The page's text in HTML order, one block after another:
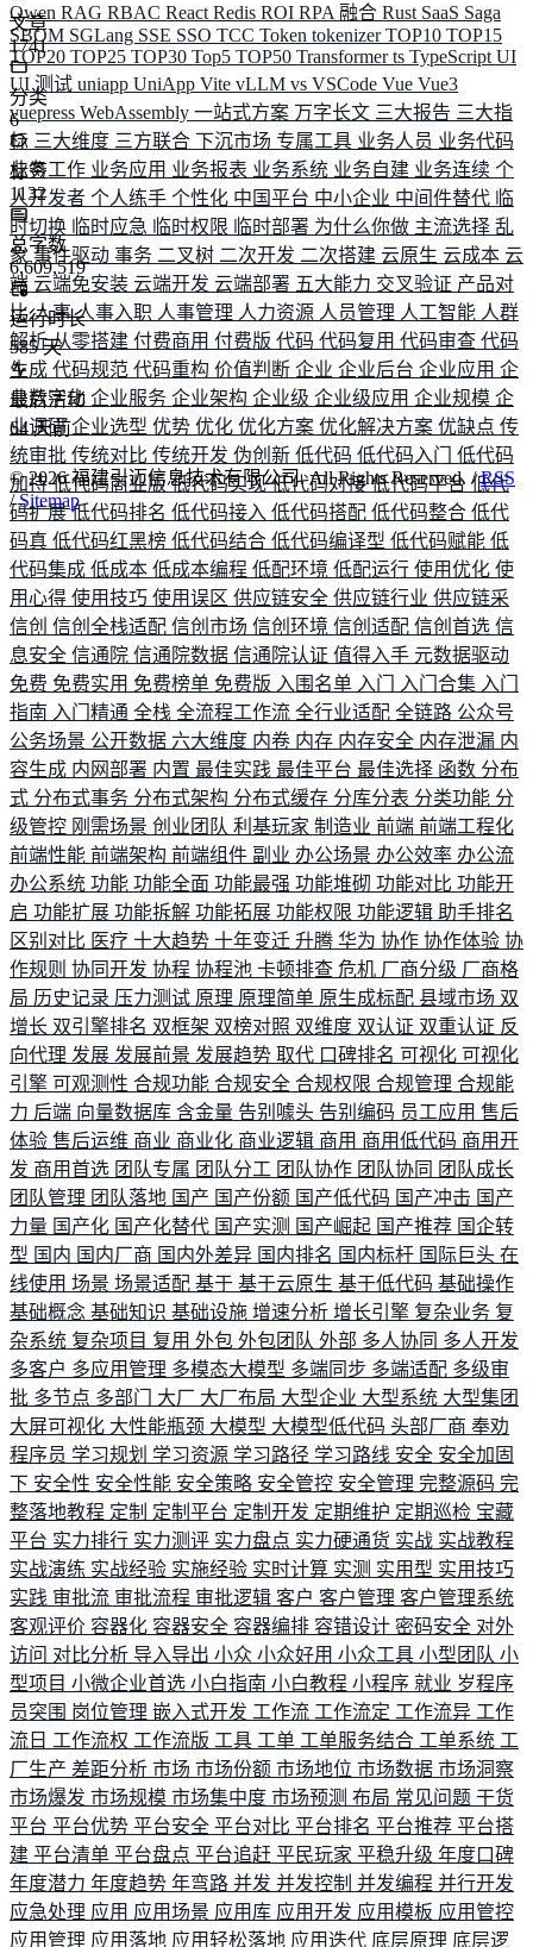
Qwen RAG RBAC React Redis ROI RPA 融合 Rust SaaS Saga
SBOM SGLang SSE SSO TCC Token tokenizerTOP10 TOP15
TOP20 TOP25 TOP30 Top5 TOP50 Transformerts TypeScript UI
UI 测试 uniapp UniApp Vite vLLM vs VSCode Vue Vue3
vuepress WebAssembly 一站式方案 万字长文 三大报告 三大指
标 三大维度 三方联合 下沉市场 专属工具 业务人员 业务代码
业务工作 业务应用 业务报表 业务系统 业务自建 业务连续 个
人开发者 个人练手 个性化 中国平台 中小企业 中间件替代 临
时切换 临时应急 临时权限 临时部署 为什么你做 主流选择 乱
象 事件驱动 事务 二叉树 二次开发 二次搭建 云原生 云成本 云
端 云端免安装 云端开发 云端部署 五大能力 交叉验证 产品对
比人事人事入职 人事管理 人力资源 人员管理 人工智能 人群
解析从零搭建 付费商用 付费版 代码 代码复用 代码审查 代码
生成 代码规范 代码重构 价值判断 企业 企业后台 企业应用 企
业数字化 企业服务 企业架构 企业级 企业级应用 企业规模 企
业调研企业选型 优势 优化 优化方案 优化解决方案 优缺点 传
统审批 传统对比 传统开发 伪创新 低代码 低代码入门 低代码
加持低代码商业版低代码实现低代码对接低代码平台 低代
码扩展低代码排名 低代码接入 低代码搭配 低代码整合 低代
码真 低代码红黑榜 低代码结合 低代码编译型 低代码赋能 低
代码集成 低成本 低成本编程 低配环境 低配运行 使用优化 使
用心得 使用技巧 使用误区 供应链安全 供应链行业 供应链采
信创 信创全栈适配 信创市场 信创环境 信创适配 信创首选 信
息安全 信通院 信通院数据 信通院认证 值得入手 元数据驱动
免费 免费实用 免费榜单 免费版 入围名单 入门 入门合集 入门
指南 入门精通 全栈 全流程工作流 全行业适配 全链路 公众号
公务场景 公开数据 六大维度 内卷 内存 内存安全 内存泄漏 内
容生成 内网部署 内置 最佳实践 最佳平台 最佳选择 函数 分布
式 分布式事务 分布式架构 分布式缓存 分库分表 分类功能 分
级管控 刚需场景 创业团队 利基玩家 制造业 前端 前端工程化
前端性能 前端架构 前端组件 副业 办公场景 办公效率 办公流
办公系统 功能 功能全面 功能最强 功能堆砌 功能对比 功能开
启 功能扩展 功能拆解 功能拓展 功能权限 功能逻辑 助手排名
区别对比 医疗 十大趋势 十年变迁 升腾 华为 协作 协作体验 协
作规则 协同开发 协程 协程池 卡顿排查 危机 厂商分级 厂商格
局 历史记录 压力测试 原理 原理简单 原生成标配 县域市场 双
增长 双引擎排名 双框架 双榜对照 双维度 双认证 双重认证 反
向代理 发展 发展前景 发展趋势 取代 口碑排名 可视化 可视化
引擎 可观测性 合规功能 合规安全 合规权限 合规管理 合规能
力 后端 向量数据库 含金量 告别噱头 告别编码 员工应用 售后
体验 售后运维 商业 商业化 商业逻辑 商用 商用低代码 商用开
发 商用首选 团队专属 团队分工 团队协作 团队协同 团队成长
团队管理 团队落地 国产 国产份额 国产低代码 国产冲击 国产
力量 国产化 国产化替代 国产实测 国产崛起 国产推荐 国企转
型 国内 国内厂商 国内外差异 国内排名 国内标杆 国际巨头 在
线使用 场景 场景适配 基于 基于云原生 基于低代码 基础操作
基础概念 基础知识 基础设施 增速分析 增长引擎 复杂业务 复
杂系统 复杂项目 复用 外包 外包团队 外部 多人协同 多人开发
多客户 多应用管理 多模态大模型 多端同步 多端适配 多级审
批 多节点 多部门 大厂 大厂布局 大型企业 大型系统 大型集团
大屏可视化 大性能瓶颈 大模型 大模型低代码 头部厂商 奉劝
程序员 学习规划 学习资源 学习路径 学习路线 安全 安全加固
下 安全性 安全性能 安全策略 安全管控 安全管理 完整源码 完
整落地教程 定制 定制平台 定制开发 定期维护 定期巡检 宝藏
平台 实力排行 实力测评 实力盘点 实力硬通货 实战 实战教程
实战演练 实战经验 实施经验 实时计算 实测 实用型 实用技巧
实践 审批流 审批流程 审批逻辑 客户 客户管理 客户管理系统
客观评价 容器化 容器安全 容器编排 容错设计 密码安全 对外
访问 对比分析 导入导出 小众 小众好用 小众工具 小型团队 小
型项目 小微企业首选 小白指南 小白教程 小程序 就业 岁程序
员突围 岗位管理 嵌入式开发 工作流 工作流定 工作流异 工作
流日 工作流权 工作流版 工具 工单 工单服务结合 工单系统 工
厂生产 差距分析 市场 市场份额 市场地位 市场数据 市场洞察
市场爆发 市场规模 市场集中度 市场预测 布局 常见问题 干货
平台 平台优势 平台安全 平台对比 平台排名 平台推荐 平台搭
建 平台清单 平台盘点 平台追赶 平民玩家 平稳升级 年度口碑
年度潜力 年度趋势 年弯路 并发 并发控制 并发编程 并行开发
应急处理 应用 应用场景 应用库 应用开发 应用模板 应用管控
应用管理 应用落地 应用轻松落地 应用迭代 底层原理 底层逻
文章
1741
分类
6
标签
1132
总字数
6,609,519
运行时长
585 天
最后活动
64 天前
©2026福建引迈信息技术有限公司. All Rights Reserved. /RSS
/Sitemap